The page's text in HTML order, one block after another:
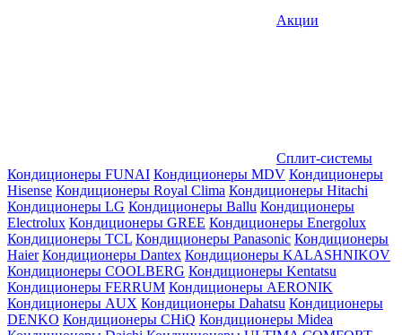
Акции
Сплит-системы
Кондиционеры FUNAI Кондиционеры MDV Кондиционеры
Hisense Кондиционеры Royal Clima Кондиционеры Hitachi
Кондиционеры LG Кондиционеры Ballu Кондиционеры
Electrolux Кондиционеры GREE Кондиционеры Energolux
Кондиционеры TCL Кондиционеры Panasonic Кондиционеры
Haier Кондиционеры Dantex Кондиционеры KALASHNIKOV
Кондиционеры СOOLBERG Кондиционеры Kentatsu
Кондиционеры FERRUM Кондиционеры AERONIK
Кондиционеры AUX Кондиционеры Dahatsu Кондиционеры
DENKO Кондиционеры CHiQ Кондиционеры Midea